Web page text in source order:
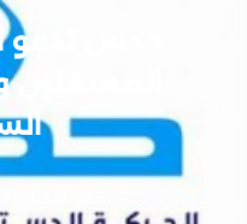
حدس تدعو
المعتقلين